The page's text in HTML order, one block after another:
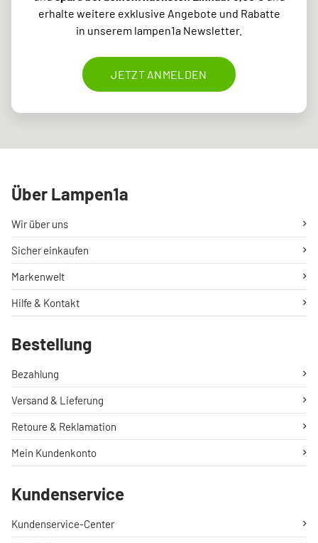
erhalte weitere exklusive Angebote und Rabatte
in unserem lampen1a Newsletter.
JETZT ANMELDEN
Über Lampen1a
Wir über uns
Sicher einkaufen
Markenwelt
Hilfe & Kontakt
Bestellung
Bezahlung
Versand & Lieferung
Retoure & Reklamation
Mein Kundenkonto
Kundenservice
Kundenservice-Center